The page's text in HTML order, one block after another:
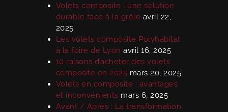
Volets composite : une solution
durable face à la grêle avril 22,
2025
Les volets composite Polyhabitat
à la foire de Lyon avril 16, 2025
10 raisons d’acheter des volets
composite en 2025 mars 20, 2025
Volets en composite : avantages
et inconvénients mars 6, 2025
Avant / Après : La transformation